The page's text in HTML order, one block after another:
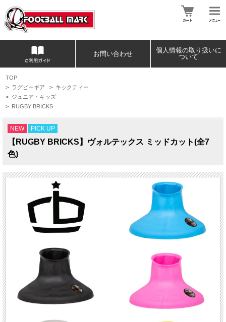
お問い合わせ
個人情報の取り扱いに
ついて
TOP
> ラグビーギア > キックティー
> ジュニア・キッズ
> RUGBY BRICKS
NEW PICK UP
【RUGBY BRICKS】ヴォルテックス ミッドカット(全7
色)